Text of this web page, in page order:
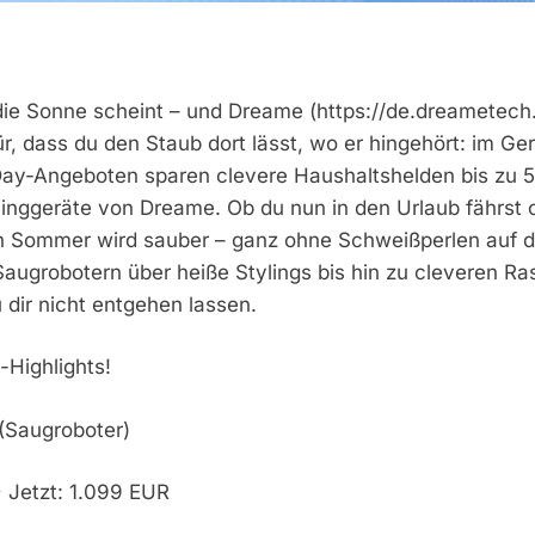
Sonne scheint – und Dreame (https://
dass du den Staub dort lässt, wo er hingehört: im
Angeboten sparen clevere Haushaltshelden bis zu
von Dreame. Ob du nun in den Urlaub fährst
Sommer wird sauber – ganz ohne Schweißperlen auf
über heiße Stylings bis hin zu cleveren
nicht entgehen lassen.
Highlights!
Jetzt: 1.099 EUR